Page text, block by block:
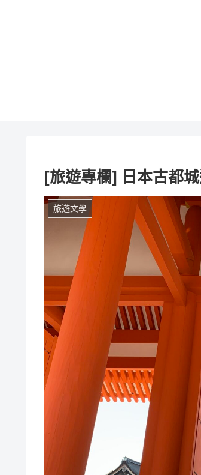
[旅遊專欄] 日本古都
旅遊文學